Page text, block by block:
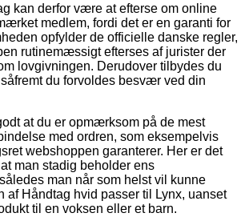
kan derfor være at efterse om online
medlem, fordi det er en garanti for
opfylder de officielle danske regler,
rutinemæssigt efterses af jurister der
lovgivningen. Derudover tilbydes du
du forvoldes besvær ved din
at du er opmærksom på de mest
med ordren, som eksempelvis
webshoppen garanterer. Her er det
man stadig beholder ens
man når som helst vil kunne
af Håndtag hvid passer til Lynx, uanset
til en voksen eller et barn.